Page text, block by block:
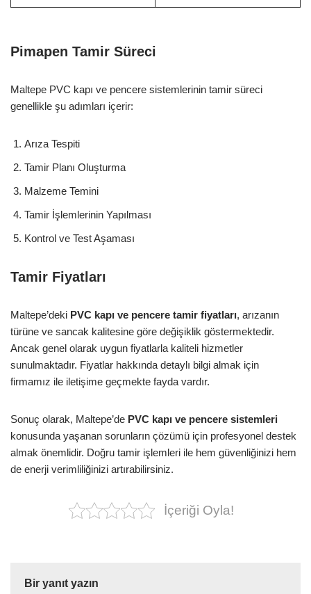
Pimapen Tamir Süreci
Maltepe PVC kapı ve pencere sistemlerinin tamir süreci
genellikle şu adımları içerir:
Arıza Tespiti
Tamir Planı Oluşturma
Malzeme Temini
Tamir İşlemlerinin Yapılması
Kontrol ve Test Aşaması
Tamir Fiyatları
Maltepe’deki PVC kapı ve pencere tamir fiyatları, arızanın
türüne ve sancak kalitesine göre değişiklik göstermektedir.
Ancak genel olarak uygun fiyatlarla kaliteli hizmetler
sunulmaktadır. Fiyatlar hakkında detaylı bilgi almak için
firmamız ile iletişime geçmekte fayda vardır.
Sonuç olarak, Maltepe’de PVC kapı ve pencere sistemleri
konusunda yaşanan sorunların çözümü için profesyonel destek
almak önemlidir. Doğru tamir işlemleri ile hem güvenliğinizi hem
de enerji verimliliğinizi artırabilirsiniz.
İçeriği Oyla!
Bir yanıt yazın